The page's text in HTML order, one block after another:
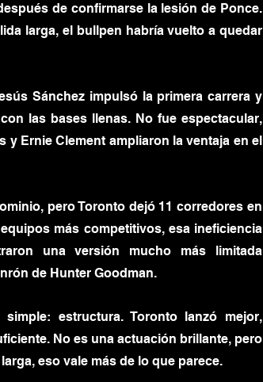
de confirmarse la lesión de Ponce.
larga, el bullpen habría vuelto a quedar
Sánchez impulsó la primera carrera y
las bases llenas. No fue espectacular,
y Ernie Clement ampliaron la ventaja en el
pero Toronto dejó 11 corredores en
más competitivos, esa ineficiencia
una versión mucho más limitada
de Hunter Goodman.
estructura. Toronto lanzó mejor,
No es una actuación brillante, pero
eso vale más de lo que parece.